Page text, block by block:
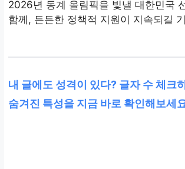
2026년 동계 올림픽을 빛낼 대한민국
함께, 든든한 정책적 지원이 지속되길
내 글에도 성격이 있다? 글자 수 체크
숨겨진 특성을 지금 바로 확인해보세